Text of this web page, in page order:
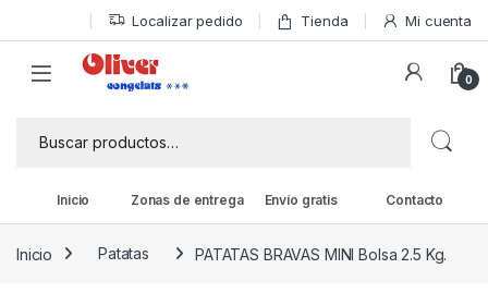
Skip to navigation
Skip to content Localizar pedido Tienda Mi cuenta
0
Inicio Zonas de entrega Envío gratis Contacto
Inicio Patatas PATATAS BRAVAS MINI Bolsa 2.5 Kg.